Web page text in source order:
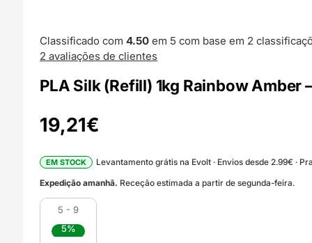
Classificado com4.50 em 5 com base em 2
2 avaliações de clientes
PLA Silk (Refill) 1kg Rainbow Amber
19,21€
EM STOCK
Levantamento grátis na Evolt · Envios desde 2.99€ ·
Expedição amanhã. Receção estimada a partir de segunda-feira.
5 - 9
5%